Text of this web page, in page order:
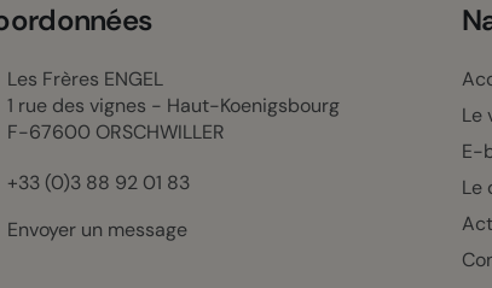
Les Frères ENGEL
1 rue des vignes - Haut-Koenigsbourg
F-67600 ORSCHWILLER
+33 (0)3 88 92 01 83
Envoyer un message
Le
E-
Le